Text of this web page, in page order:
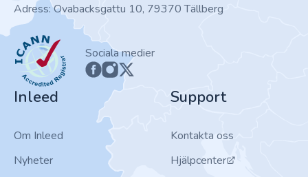
Adress: Ovabacksgattu 10, 79370 Tällberg
ICANN
Sociala medier
Inleed
Om Inleed
Nyheter
Support
Kontakta oss
Hjälpcenter